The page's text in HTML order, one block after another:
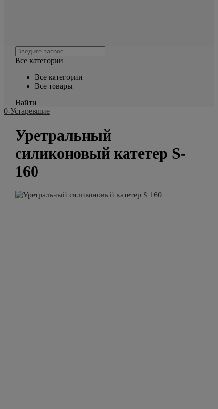
Все категории
Все категории
Все товары
Найти
0-Устаревшие
Уретральный
силиконовый катетер S-
160